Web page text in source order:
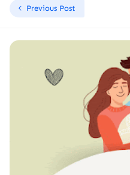
Previous Post